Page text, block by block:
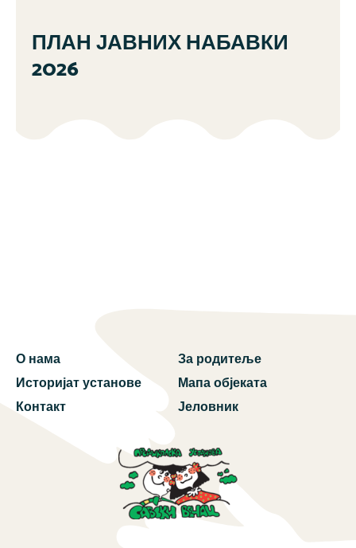
ПЛАН ЈАВНИХ НАБАВКИ
2026
О нама
Историјат установе
Контакт
За родитеље
Мапа објеката
Јеловник